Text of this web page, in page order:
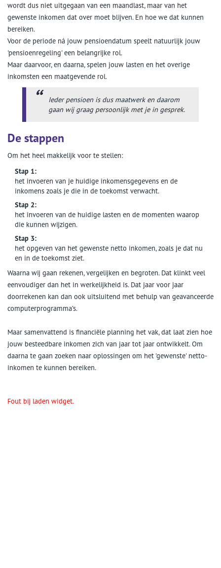
wordt dus niet uitgegaan van een maandlast, maar van het
gewenste inkomen dat over moet blijven. En hoe we dat kunnen
bereiken.
Voor de periode ná jouw pensioendatum speelt natuurlijk jouw
'pensioenregeling' een belangrijke rol.
Maar daarvoor, en daarna, spelen jouw lasten en het overige
inkomsten een maatgevende rol.
Ieder pensioen is dus maatwerk en daarom
gaan wij graag persoonlijk met je in gesprek.
De stappen
Om het heel makkelijk voor te stellen:
Stap 1:
het invoeren van je huidige inkomensgegevens en de
inkomens zoals je die in de toekomst verwacht.
Stap 2:
het invoeren van de huidige lasten en de momenten waarop
die kunnen wijzigen.
Stap 3:
het opgeven van het gewenste netto inkomen, zoals je dat nu
en in de toekomst ziet.
Waarna wij gaan rekenen, vergelijken en begroten. Dat klinkt veel
eenvoudiger dan het in werkelijkheid is. Dat jaar voor jaar
doorrekenen kan dan ook uitsluitend met behulp van geavanceerde
computerprogramma’s.
Maar samenvattend is financiële planning het vak, dat laat zien hoe
jouw besteedbare inkomen zich van jaar tot jaar ontwikkelt. Om
daarna te gaan zoeken naar oplossingen om het 'gewenste' netto-
inkomen te kunnen bereiken.
Fout bij laden widget.